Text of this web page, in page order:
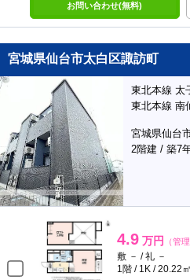
お問い合わせ(無料)
宮城県仙台市太白区諏訪町
東北本線 太
東北本線 南
宮城県仙台
2階建 / 築7
4.9 万円 （管
敷 － / 礼 －
1階 / 1K / 20.22㎡